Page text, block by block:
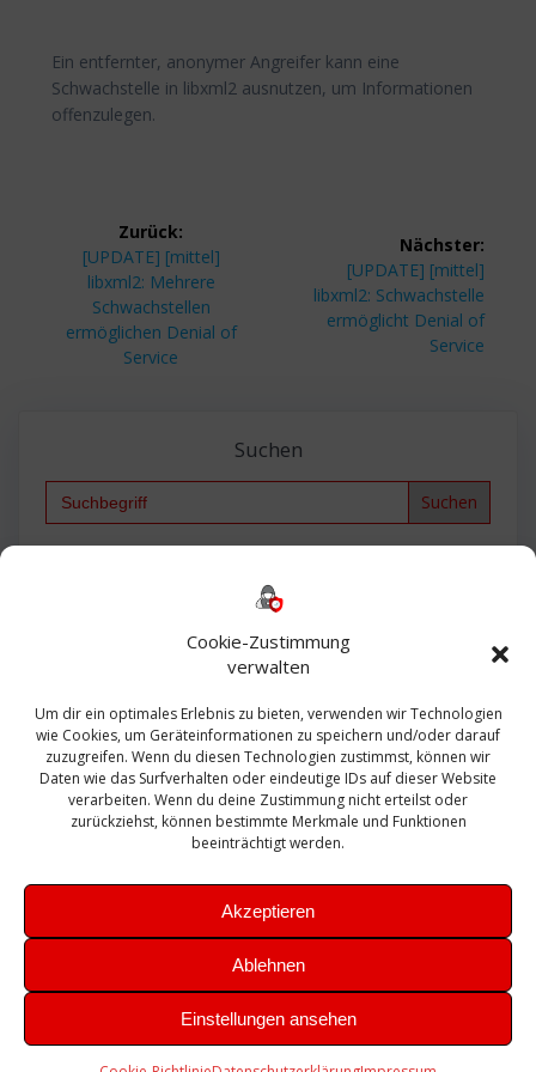
Cookie-Zustimmung
verwalten
Um dir ein optimales Erlebnis zu bieten, verwenden wir Technologien
wie Cookies, um Geräteinformationen zu speichern und/oder darauf
zuzugreifen. Wenn du diesen Technologien zustimmst, können wir
Daten wie das Surfverhalten oder eindeutige IDs auf dieser Website
verarbeiten. Wenn du deine Zustimmung nicht erteilst oder
zurückziehst, können bestimmte Merkmale und Funktionen
beeinträchtigt werden.
Akzeptieren
Ablehnen
Einstellungen ansehen
Ein entfernter, anonymer Angreifer kann eine
Schwachstelle in libxml2 ausnutzen, um Informationen
offenzulegen.
Beitragsnavigation
Zurück:
Vorheriger
Beitrag:
[UPDATE] [mittel]
libxml2: Mehrere
Schwachstellen
ermöglichen Denial of
Service
Nächster:
Nächster
Beitrag:
[UPDATE] [mittel]
libxml2: Schwachstelle
ermöglicht Denial of
Service
Suchen
Search
Bautagebuch
Exchange firewall Fritzbox
Microsoft
Sanierung SBS Security Server Sicherheit
Sicherung SIEM Sophos SSL Ubuntu
Update Upgrade UTM VCenter VCSA Veeam
VMWare VPN WAZUH Windows
Zertifikat
Theme